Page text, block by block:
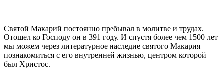
Святой Макарий постоянно пребывал в молитве и трудах.
Отошел ко Господу он в 391 году. И спустя более чем 1500 лет
мы можем через литературное наследие святого Макария
познакомиться с его внутренней жизнью, центром которой
был Христос.